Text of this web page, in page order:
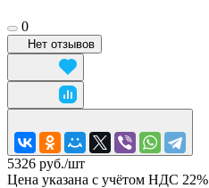
0
Нет отзывов
5326 руб./шт
Цена указана с учётом НДС 22%